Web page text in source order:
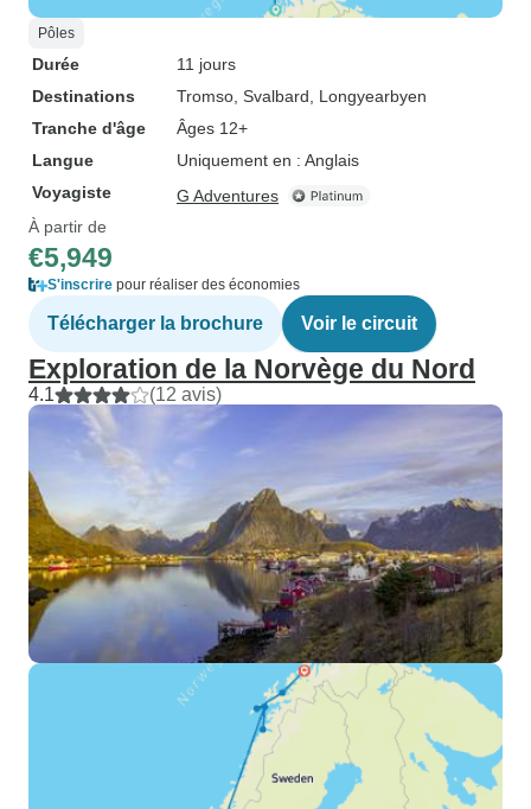
Pôles
Durée
11 jours
Destinations
Tromso , Svalbard , Longyearbyen
Tranche d'âge
Âges 12+
Langue
Uniquement en : Anglais
Voyagiste
G Adventures
À partir de
€5,949
S'inscrire pour réaliser des économies
Télécharger la brochure Voir le circuit
Exploration de la Norvège du Nord
4.1 (12 avis)